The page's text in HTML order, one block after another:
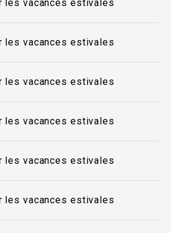
les vacances estivales
les vacances estivales
les vacances estivales
les vacances estivales
les vacances estivales
les vacances estivales